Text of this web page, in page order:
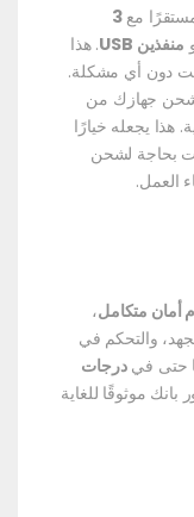
مع3
منفذين USB
. هذا
دون أي مشكلة.
جهازك من
يجعله خيارًا
بحاجة لشحن
العمل.
أمان متكامل،
والتحكم في
حتى فيدرجات
موثوقًا للغاية